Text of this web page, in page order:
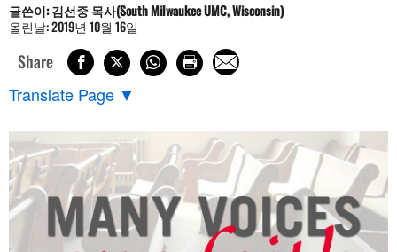
글쓴이: 김선중 목사(South Milwaukee UMC, Wisconsin)
올린날: 2019년 10월 16일
Share
Translate Page ▼